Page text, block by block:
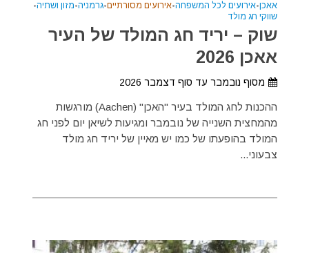
אאכן•אירועים לכל המשפחה•אירועים מסורתיים•גרמניה•מזון ושתיה•
שווקי חג מולד
שוק – יריד חג המולד של העיר
אאכן 2026
מסוף נובמבר עד סוף דצמבר 2026
ההכנות לחג המולד בעיר "האכן" (Aachen) מורגשות
מהמחצית השנייה של נובמבר ומגיעות לשיאן יום לפני חג
המולד בהופעתו של כמו יש מאיין של יריד חג מולד
צבעוני...